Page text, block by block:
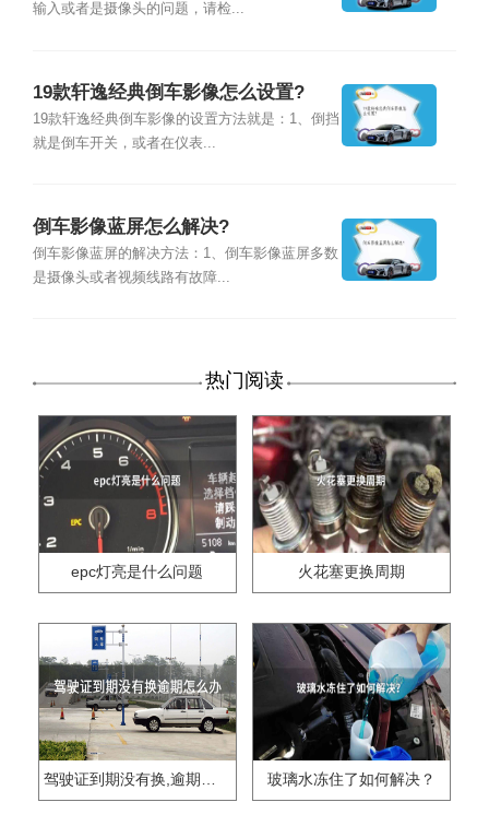
输入或者是摄像头的问题，请检...
19款轩逸经典倒车影像怎么设置?
19款轩逸经典倒车影像的设置方法就是：1、倒挡
就是倒车开关，或者在仪表...
倒车影像蓝屏怎么解决?
倒车影像蓝屏的解决方法：1、倒车影像蓝屏多数
是摄像头或者视频线路有故障...
热门阅读
epc灯亮是什么问题 火花塞更换周期
驾驶证到期没有换,逾期怎么办?? 玻璃水冻住了如何解决？